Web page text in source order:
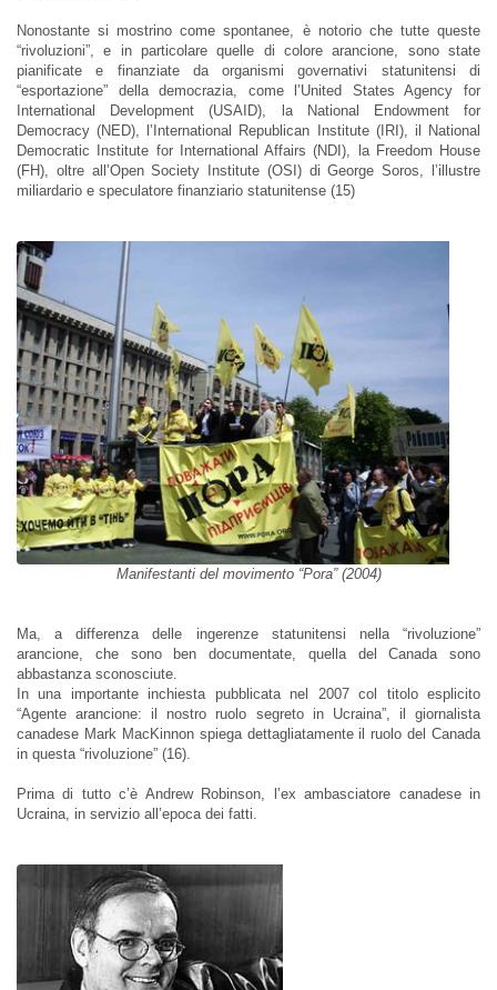
Nonostante si mostrino come spontanee, è notorio che tutte queste
“rivoluzioni”, e in particolare quelle di colore arancione, sono state
pianificate e finanziate da organismi governativi statunitensi di
“esportazione” della democrazia, come l’United States Agency for
International Development (USAID), la National Endowment for
Democracy (NED), l’International Republican Institute (IRI), il National
Democratic Institute for International Affairs (NDI), la Freedom House
(FH), oltre all’Open Society Institute (OSI) di George Soros, l’illustre
miliardario e speculatore finanziario statunitense (15)
Manifestanti del movimento “Pora” (2004)
Ma, a differenza delle ingerenze statunitensi nella “rivoluzione”
arancione, che sono ben documentate, quella del Canada sono
abbastanza sconosciute.
In una importante inchiesta pubblicata nel 2007 col titolo esplicito
“Agente arancione: il nostro ruolo segreto in Ucraina”, il giornalista
canadese Mark MacKinnon spiega dettagliatamente il ruolo del Canada
in questa “rivoluzione” (16).
Prima di tutto c’è Andrew Robinson, l’ex ambasciatore canadese in
Ucraina, in servizio all’epoca dei fatti.